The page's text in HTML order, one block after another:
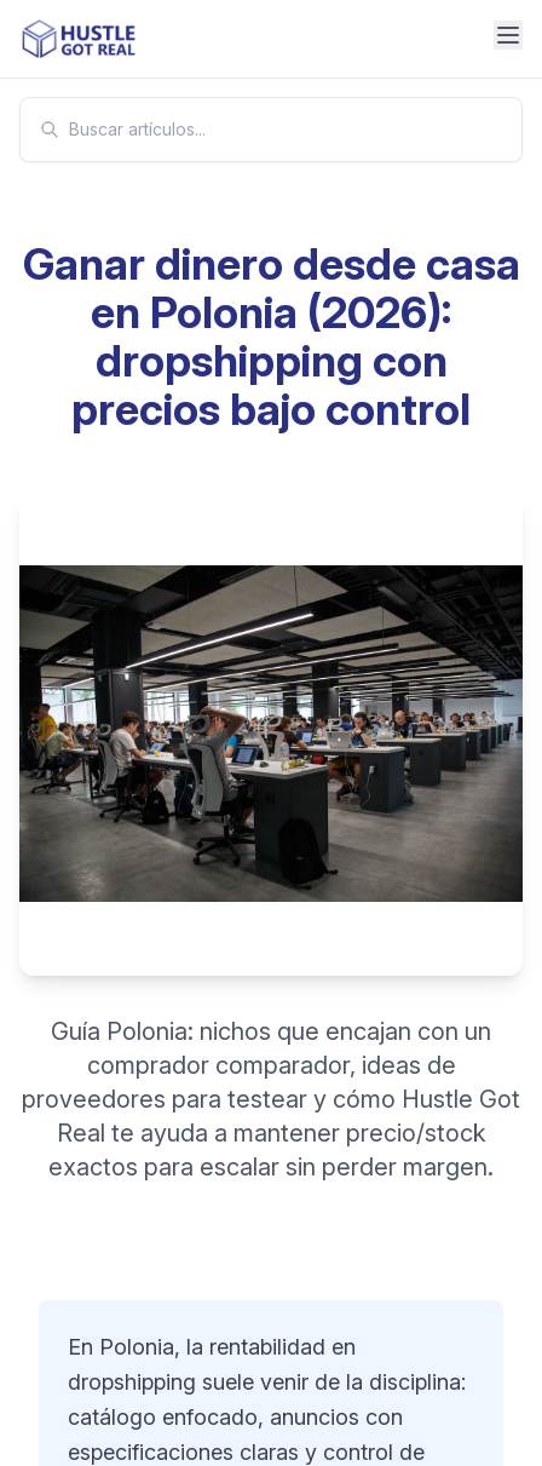
Ganar dinero desde casa
en Polonia (2026):
dropshipping con
precios bajo control
Guía Polonia: nichos que encajan con un
comprador comparador, ideas de
proveedores para testear y cómo Hustle Got
Real te ayuda a mantener precio/stock
exactos para escalar sin perder margen.
En Polonia, la rentabilidad en
dropshipping suele venir de la disciplina:
catálogo enfocado, anuncios con
especificaciones claras y control de